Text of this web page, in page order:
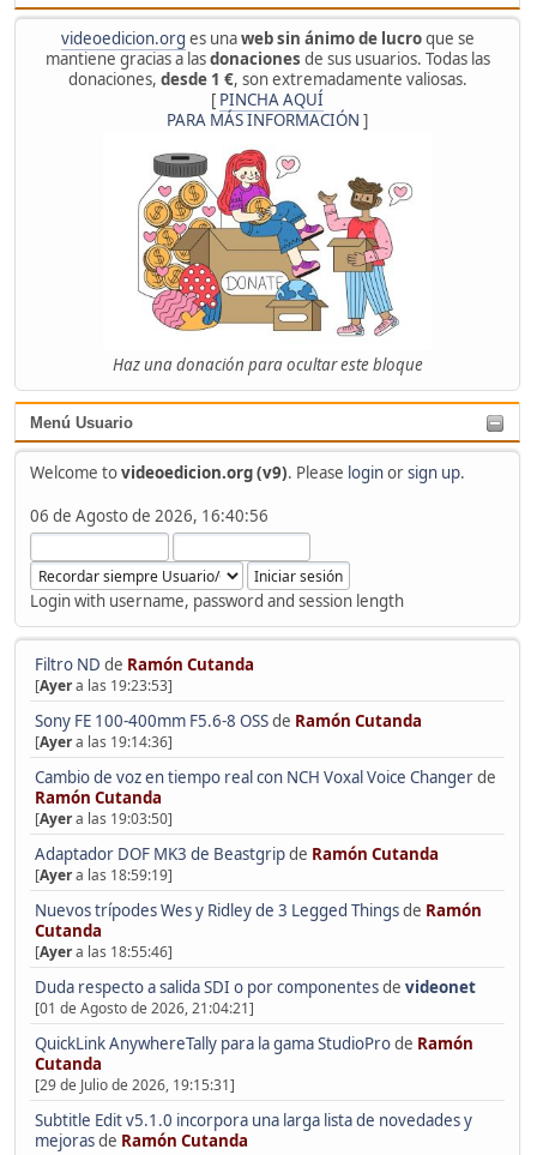
videoedicion.org es unaweb sin ánimo de lucroque se
mantiene gracias a lasdonaciones de sus usuarios. Todas las
donaciones, desde 1 €, son extremadamente valiosas.
[ PINCHA AQUÍ
PARA MÁS INFORMACIÓN ]
Haz una donación para ocultar este bloque
Menú Usuario
Welcome tovideoedicion.org (v9). Please loginorsign up.
06 de Agosto de 2026, 16:40:56
Login with username, password and session length
Filtro ND de Ramón Cutanda
[Ayera las 19:23:53]
Sony FE 100-400mm F5.6-8 OSSde Ramón Cutanda
[Ayera las 19:14:36]
Cambio de voz en tiempo real con NCH Voxal Voice Changerde
Ramón Cutanda
[Ayera las 19:03:50]
Adaptador DOF MK3 de Beastgripde Ramón Cutanda
[Ayera las 18:59:19]
Nuevos trípodes Wes y Ridley de 3 Legged Thingsde Ramón
Cutanda
[Ayera las 18:55:46]
Duda respecto a salida SDI o por componentesde videonet
[01 de Agosto de 2026, 21:04:21]
QuickLink AnywhereTally para la gama StudioProde Ramón
Cutanda
[29 de Julio de 2026, 19:15:31]
Subtitle Edit v5.1.0 incorpora una larga lista de novedades y
mejorasde Ramón Cutanda